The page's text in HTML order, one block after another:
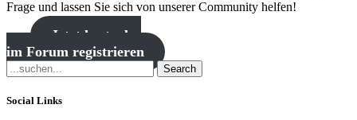
Frage und lassen Sie sich von unserer Community helfen!
Jetzt kostenlos
im Forum registrieren
Search
Social Links